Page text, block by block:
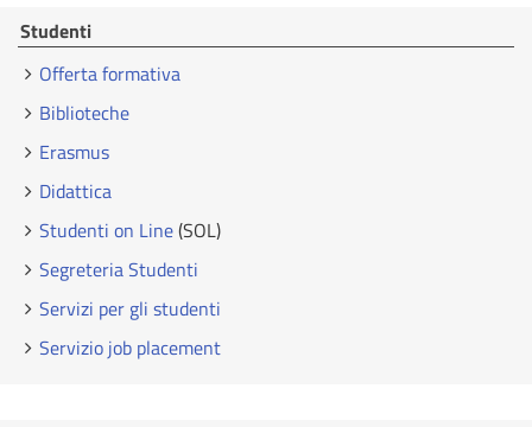
Studenti
Offerta formativa
Biblioteche
Erasmus
Didattica
Studenti on Line(SOL)
Segreteria Studenti
Servizi per gli studenti
Servizio job placement